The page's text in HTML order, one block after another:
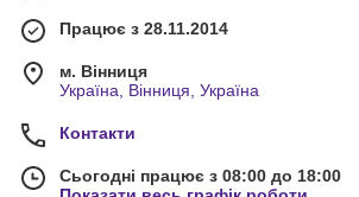
Працює з 28.11.2014
м. Вінниця
Україна, Вінниця, Україна
Контакти
Сьогодні працює з 08:00 до 18:00